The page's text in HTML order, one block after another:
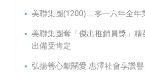
美聯集團(1200)二零一六年全年
美聯集團奪「傑出推銷員獎」精
出備受肯定
弘揚善心獻關愛 惠澤社會享讚